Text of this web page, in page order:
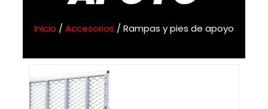
Inicio / Accesorios / Rampas y pies de apoyo